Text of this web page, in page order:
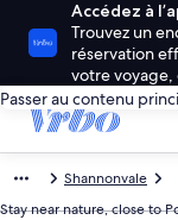
Accédez à
Trouvez un
réservation
votre voyage,
Passer au contenu
Shannonvale
Stay near nature, close to